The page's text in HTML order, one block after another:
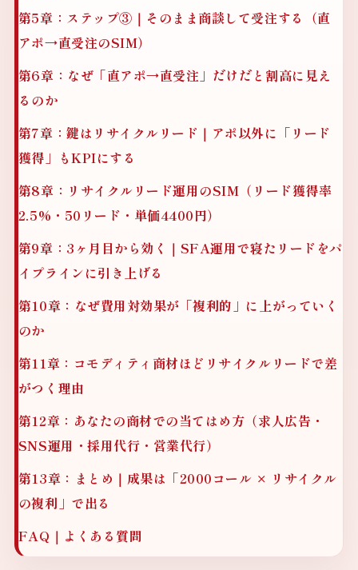
第5章：ステップ③｜そのまま商談して受注する（直
アポ→直受注のSIM）
第6章：なぜ「直アポ→直受注」だけだと割高に見え
るのか
第7章：鍵はリサイクルリード｜アポ以外に「リード
獲得」もKPIにする
第8章：リサイクルリード運用のSIM（リード獲得率
2.5%・50リード・単価4400円）
第9章：3ヶ月目から効く｜SFA運用で寝たリードをパ
イプラインに引き上げる
第10章：なぜ費用対効果が「複利的」に上がっていく
のか
第11章：コモディティ商材ほどリサイクルリードで差
がつく理由
第12章：あなたの商材での当てはめ方（求人広告・
SNS運用・採用代行・営業代行）
第13章：まとめ｜成果は「2000コール × リサイクル
の複利」で出る
FAQ｜よくある質問